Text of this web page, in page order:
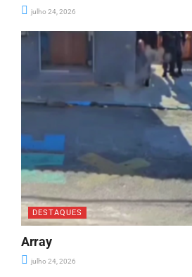
julho 24, 2026
DESTAQUES
Array
julho 24, 2026